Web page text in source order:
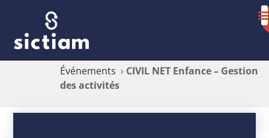
Événements › CIVIL NET Enfance – Gestion
des activités